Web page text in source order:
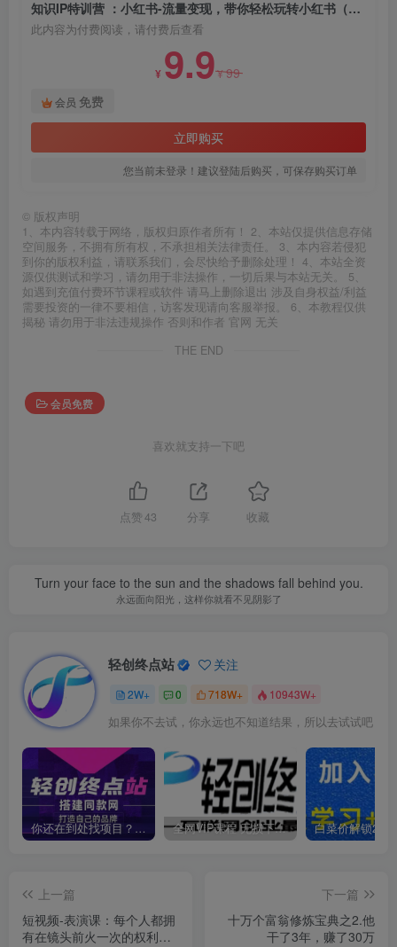
知识IP特训营 ：小红书-流量变现，带你轻松玩转小红书（23节视频课）
此内容为付费阅读，请付费后查看
¥ 9.9¥99
会员 免费
立即购买
您当前未登录！建议登陆后购买，可保存购买订单
© 版权声明
1、本内容转载于网络，版权归原作者所有！ 2、本站仅提供信息存储
空间服务，不拥有所有权，不承担相关法律责任。 3、本内容若侵犯
到你的版权利益，请联系我们，会尽快给予删除处理！ 4、本站全资
源仅供测试和学习，请勿用于非法操作，一切后果与本站无关。 5、
如遇到充值付费环节课程或软件 请马上删除退出 涉及自身权益/利益
需要投资的一律不要相信，访客发现请向客服举报。 6、本教程仅供
揭秘 请勿用于非法违规操作 否则和作者 官网 无关
THE END
会员免费
喜欢就支持一下吧
点赞 43 分享 收藏
Turn your face to the sun and the shadows fall behind you.
永远面向阳光，这样你就看不见阴影了
轻创终点站 关注
2W+ 0 718W+ 10943W+
如果你不去试，你永远也不知道结果，所以去试试吧
你还在到处找项目？还在当韭菜？我靠卖项目一个月收入5万+，曾经我也是个失败者。 全网VIP课程 无损下载~
上一篇
短视频-表演课：每个人都拥
有在镜头前火一次的权利
下一篇
十万个富翁修炼宝典之2.他
干了3年，赚了30万